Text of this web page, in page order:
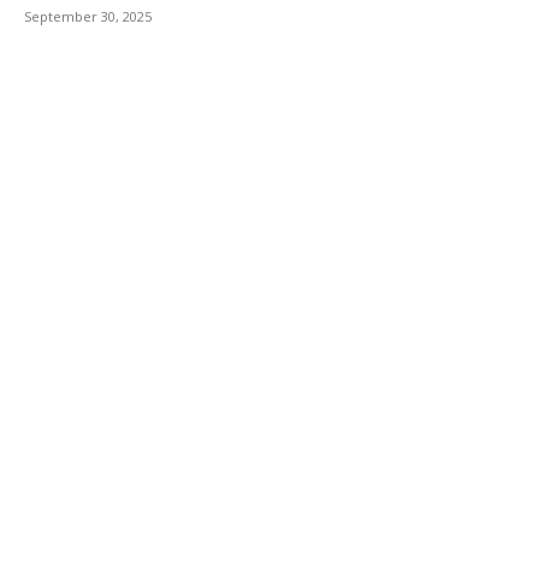
September 30, 2025